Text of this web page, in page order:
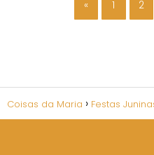
« 1 2
Coisas da Maria Festas